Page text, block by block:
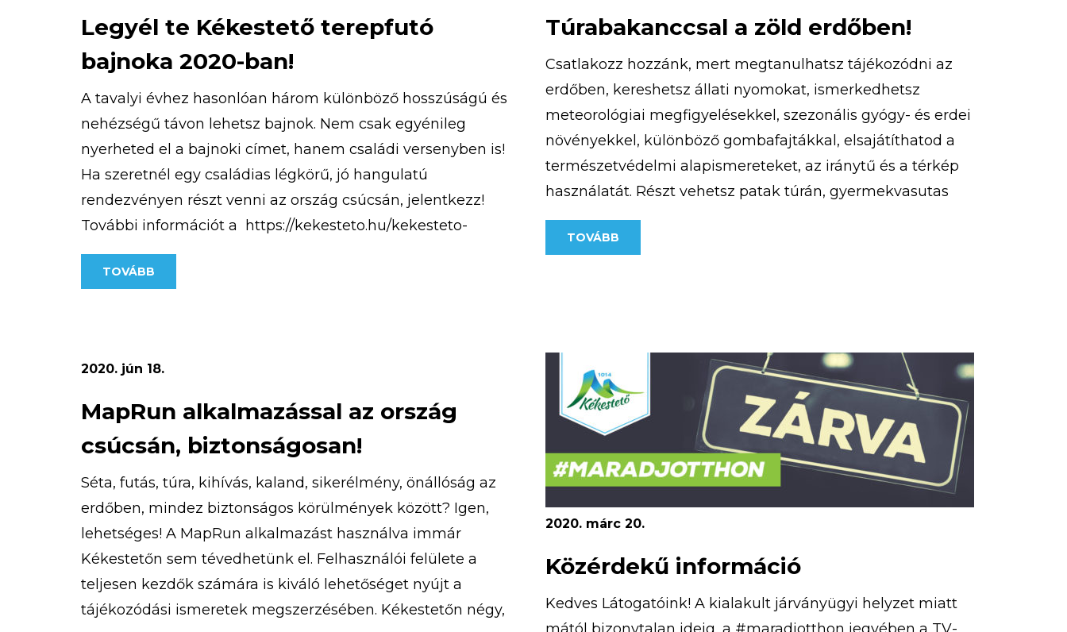
Legyél te Kékestető terepfutó
bajnoka 2020-ban!
A tavalyi évhez hasonlóan három különböző hosszúságú és
nehézségű távon lehetsz bajnok. Nem csak egyénileg
nyerheted el a bajnoki címet, hanem családi versenyben is!
Ha szeretnél egy családias légkörű, jó hangulatú
rendezvényen részt venni az ország csúcsán, jelentkezz!
További információt a https://kekesteto.hu/kekesteto-
terepfuto-verseny/ weboldalon találsz. Számítunk rád, mert
magasan a legjobb!
TOVÁBB
Túrabakanccsal a zöld erdőben!
Csatlakozz hozzánk, mert megtanulhatsz tájékozódni az
erdőben, kereshetsz állati nyomokat, ismerkedhetsz
meteorológiai megfigyelésekkel, szezonális gyógy- és erdei
növényekkel, különböző gombafajtákkal, elsajátíthatod a
természetvédelmi alapismereteket, az iránytű és a térkép
használatát. Részt vehetsz patak túrán, gyermekvasutas
kiránduláson, aranymosáson, túrázhatsz, eközben pedig
megismerheted a turistajelzéseket is. Ezeken felül
TOVÁBB
2020. jún 18.
MapRun alkalmazással az ország
csúcsán, biztonságosan!
Séta, futás, túra, kihívás, kaland, sikerélmény, önállóság az
erdőben, mindez biztonságos körülmények között? Igen,
lehetséges! A MapRun alkalmazást használva immár
Kékestetőn sem tévedhetünk el. Felhasználói felülete a
teljesen kezdők számára is kiváló lehetőséget nyújt a
tájékozódási ismeretek megszerzésében. Kékestetőn négy,
2020. márc 20.
Közérdekű információ
Kedves Látogatóink! A kialakult járványügyi helyzet miatt